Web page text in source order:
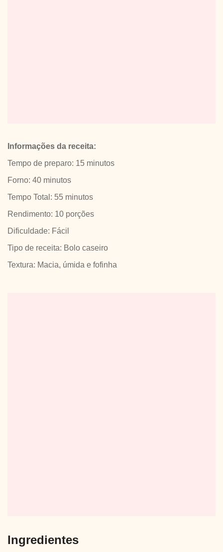
Informações da receita:
Tempo de preparo: 15 minutos
Forno: 40 minutos
Tempo Total: 55 minutos
Rendimento: 10 porções
Dificuldade: Fácil
Tipo de receita: Bolo caseiro
Textura: Macia, úmida e fofinha
Ingredientes